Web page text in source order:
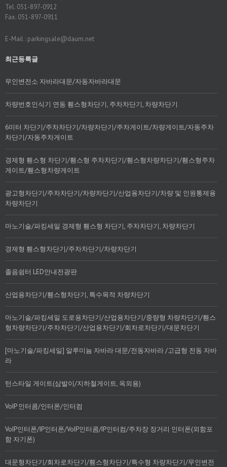
Tel. 051-897-0912
Fax. 051-897-0911
E-Mail : parkingsale@daum.net
최근등록글
무인변전소 자바라대문/자동자바라대문
차량번호인식기 연동 휀스형차단기, 주차차단기, 차량차단기
6미터 차단기/주차차단기/차량차단기/주차게이트/차량게이트/자동주차
차단기/자동주차게이트
경제형 휀스형 차단기/휀스형 주차차단기/휀스형차량차단기/휀스형주차
게이트/휀스형차량게이트
광고형차단기/주차차단기/차량차단기/산업용차단기/차량 및 인원통제용
차량차단기
마노기술/파킹세일 경제형 휀스형 차단기, 주차차단기, 차량차단기
경제형 휀스형차단기/주차차단기/차량차단기
졸음쉼터 LED안내전광판
산업용차단기/휀스형차단기, 특수목적 차량차단기
마노기술/파킹세일 도로용차단기/산업용차단기/중량형 차량차단기/휀스
형차량차단기/주차차단기/산업용차단기/회차로차단기/대문차단기
[마노기술/파킹세일] 알루미늄 자바라 대문/전동자바라 /고급형 전동 자바
라
턴스타일 게이트(삼발이/지하철게이트, 옥외용)
VoIP 인터콤/인터폰/인터컴
VoIP인터폰/IP인터폰/VoIP인터콤/IP인터컴/주차장 장거리 인터폰(외함포
함 자기폰)
대문형차단기/회차로차단기/휀스형차단기/특수형 차량차단기/무인변전